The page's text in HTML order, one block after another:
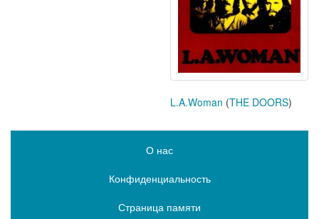
L.A.Woman (THE DOORS)
О нас
Конфиденциальность
Страница памяти